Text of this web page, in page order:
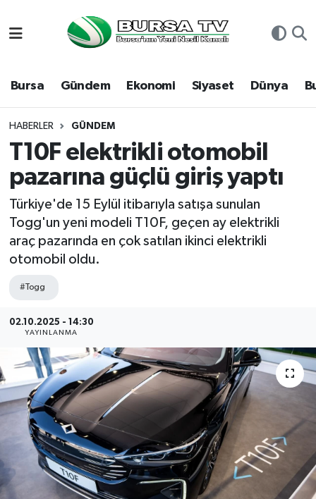
Bursa Gündem Ekonomi Siyaset Dünya
HABERLER GÜNDEM
T10F elektrikli otomobil
pazarına güçlü giriş yaptı
Türkiye'de 15 Eylül itibarıyla satışa sunulan
Togg'un yeni modeli T10F, geçen ay elektrikli
araç pazarında en çok satılan ikinci elektrikli
otomobil oldu.
#Togg
02.10.2025 - 14:30
YAYINLANMA
Bursa
Dünya
Eğitim
Ekonomi
Genel
Siyaset
Spor
Teknoloji
Türkiye
Hava Durumu
Namaz Vakitleri
Trafik Durumu
Süper Lig Puan Durumu ve Fikstür
Tüm Manşetler